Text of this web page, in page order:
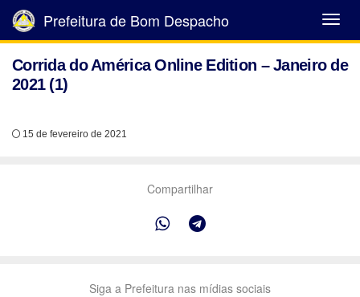
Abrir
Menu
Prefeitura de Bom Despacho
Corrida do América Online Edition – Janeiro de
2021 (1)
15 de fevereiro de 2021
Compartilhar
Siga a Prefeitura nas mídias sociais